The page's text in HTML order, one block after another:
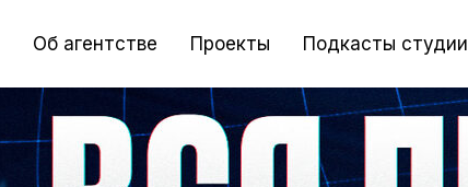
Об агентстве Проекты Подкасты студии